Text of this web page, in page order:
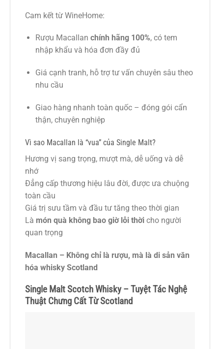
Cam kết từ WineHome:
Rượu Macallan chính hãng 100%, có tem
nhập khẩu và hóa đơn đầy đủ
Giá cạnh tranh, hỗ trợ tư vấn chuyên sâu theo
nhu cầu
Giao hàng nhanh toàn quốc – đóng gói cẩn
thận, chuyên nghiệp
Vì sao Macallan là “vua” của Single Malt?
Hương vị sang trọng, mượt mà, dễ uống và dễ
nhớ
Đẳng cấp thương hiệu lâu đời, được ưa chuộng
toàn cầu
Giá trị sưu tầm và đầu tư tăng theo thời gian
Là món quà không bao giờ lỗi thời cho người
quan trọng
Macallan – Không chỉ là rượu, mà là di sản văn
hóa whisky Scotland
Single Malt Scotch Whisky – Tuyệt Tác Nghệ
Thuật Chưng Cất Từ Scotland